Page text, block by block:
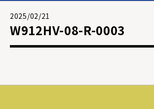
2025/02/21
W912HV-08-R-0003